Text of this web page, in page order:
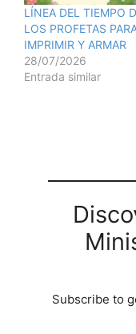
LÍNEA DEL TIEMPO
LOS PROFETAS
IMPRIMIR Y ARMAR
28/07/2026
Entrada similar
Subscribe to